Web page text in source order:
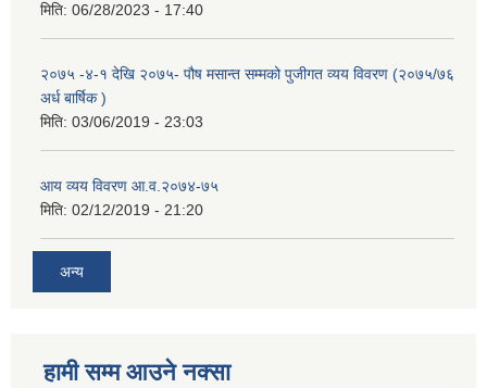
मिति: 06/28/2023 - 17:40
२०७५ -४-१ देखि २०७५- पौष मसान्त सम्मको पुजीगत व्यय विवरण (२०७५/७६
अर्ध बार्षिक )
मिति: 03/06/2019 - 23:03
आय व्यय विवरण आ.व.२०७४-७५
मिति: 02/12/2019 - 21:20
अन्य
हामी सम्म आउने नक्सा